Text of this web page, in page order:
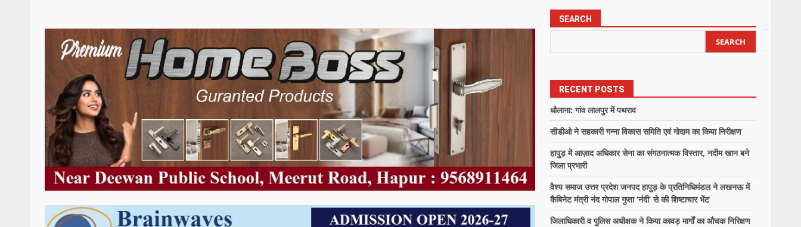
SEARCH
SEARCH
RECENT POSTS
धौलाना: गांव लालपुर में पथराव
सीडीओ ने सहकारी गन्ना विकास समिति एवं गोदाम का किया निरीक्षण
हापुड़ में आज़ाद अधिकार सेना का संगठनात्मक विस्तार, नदीम खान बने
जिला प्रभारी
वैश्य समाज उत्तर प्रदेश जनपद हापुड़ के प्रतिनिधिमंडल ने लखनऊ में
कैबिनेट मंत्री नंद गोपाल गुप्ता ‘नंदी’ से की शिष्टाचार भेंट
जिलाधिकारी व पुलिस अधीक्षक ने किया कावड़ मार्गों का औचक निरिक्षण